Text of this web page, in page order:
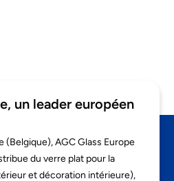
un leader européen
(Belgique), AGC Glass Europe
du verre plat pour la
et décoration intérieure),